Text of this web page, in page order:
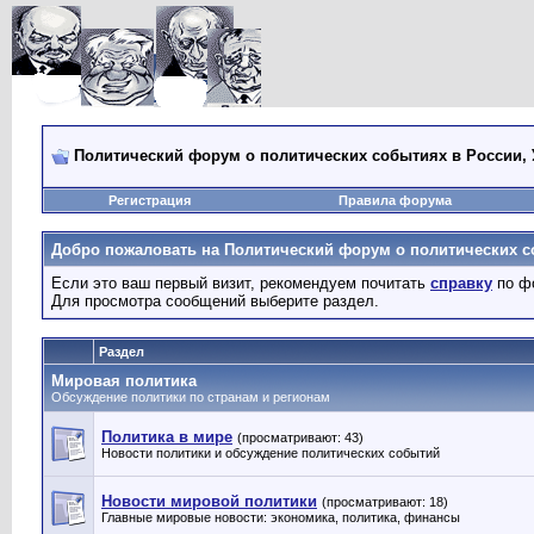
Политический форум о политических событиях в
Регистрация Правила форума
Добро пожаловать на Политический форум о политических
Если это ваш первый визит, рекомендуем почитать справку по
Для просмотра сообщений выберите раздел.
Раздел
Мировая политика
Обсуждение политики по странам и регионам
Политика в мире (просматривают: 43)
Новости политики и обсуждение политических событий
Новости мировой политики (просматривают: 18)
Главные мировые новости: экономика, политика, финансы